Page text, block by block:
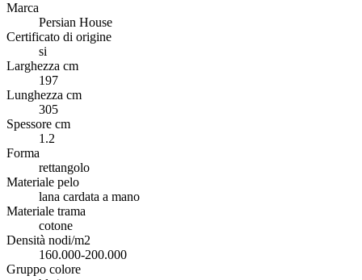
Marca
Persian House
Certificato di origine
si
Larghezza cm
197
Lunghezza cm
305
Spessore cm
1.2
Forma
rettangolo
Materiale pelo
lana cardata a mano
Materiale trama
cotone
Densità nodi/m2
160.000-200.000
Gruppo colore